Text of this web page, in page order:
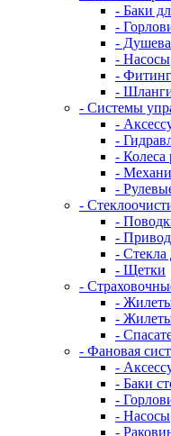
- Баки
-
-
- Насосы
-
-
- Системы
-
-
- Колеса
-
-
-
-
-
- Стекла
- Щетки
-
-
- Жилеты
-
- Фановая
-
- Баки
-
- Насосы
-